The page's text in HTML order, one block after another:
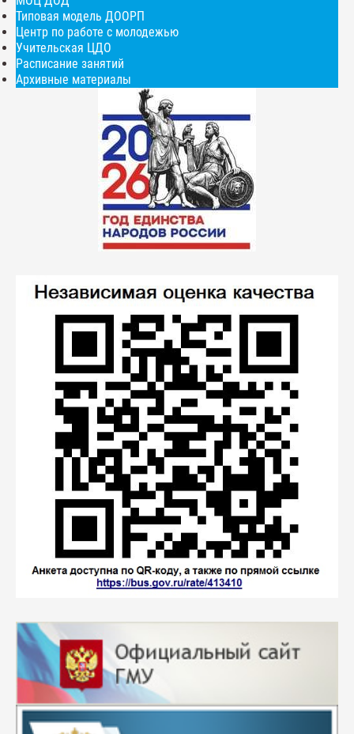
Типовая модель ДООРП
Центр по работе с молодежью
Учительская ЦДО
Расписание занятий
Архивные материалы